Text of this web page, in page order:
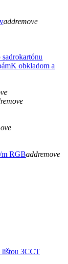
addremove
sadrokartónu
K obkladom a
remove
m RGBaddremove
lištou 3CCT